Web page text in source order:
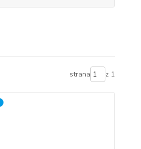
strana z 1